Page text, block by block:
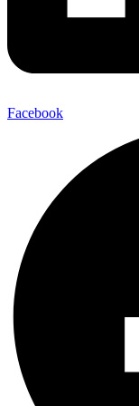
Facebook